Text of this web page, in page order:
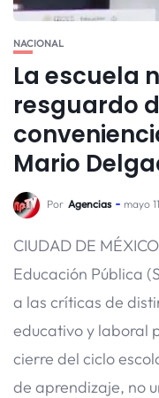
NACIONAL
La escuela
resguardo
Mario
Por Agencias mayo
CIUDAD DE
Educación Pública
a las críticas de
educativo y laboral
cierre del ciclo
de aprendizaje, no